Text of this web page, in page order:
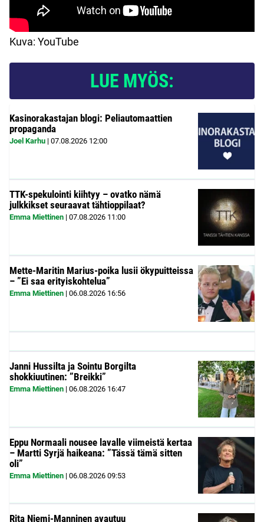
Kuva: YouTube
LUE MYÖS:
Kasinorakastajan blogi: Peliautomaattien
propaganda
Joel Karhu | 07.08.2026 12:00
TTK-spekulointi kiihtyy – ovatko nämä
julkkikset seuraavat tähtioppilaat?
Emma Miettinen | 07.08.2026 11:00
Mette-Maritin Marius-poika lusii ökypuitteissa
– ”Ei saa erityiskohtelua”
Emma Miettinen | 06.08.2026 16:56
Janni Hussilta ja Sointu Borgilta
shokkiuutinen: ”Breikki”
Emma Miettinen | 06.08.2026 16:47
Eppu Normaali nousee lavalle viimeistä kertaa
– Martti Syrjä haikeana: ”Tässä tämä sitten
oli”
Emma Miettinen | 06.08.2026 09:53
Rita Niemi-Manninen avautuu